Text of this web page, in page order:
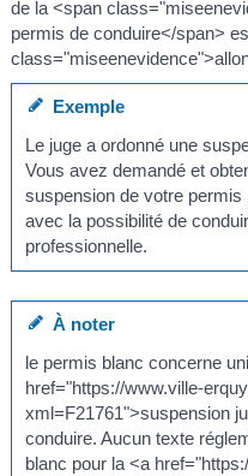
de la <span
permis de conduire</span>
Exemple
Le juge a ordonné une
Vous avez demandé et
suspension de votre
avec la possibilité de
professionnelle.
À noter
le permis blanc concerne
href="https://www.ville-
xml=F21761">suspension
conduire. Aucun texte
blanc pour la <a